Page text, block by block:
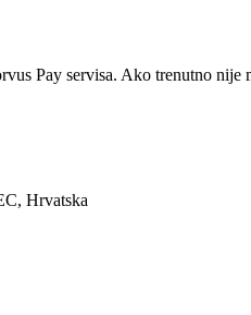
Pay servisa. Ako trenutno
Hrvatska